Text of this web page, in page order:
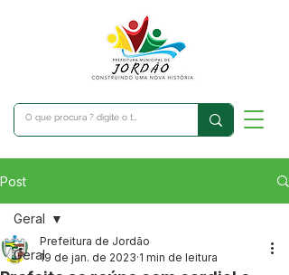
Post
Geral
Geral
Prefeitura de Jordão
19 de jan. de 2023 1 min de leitura